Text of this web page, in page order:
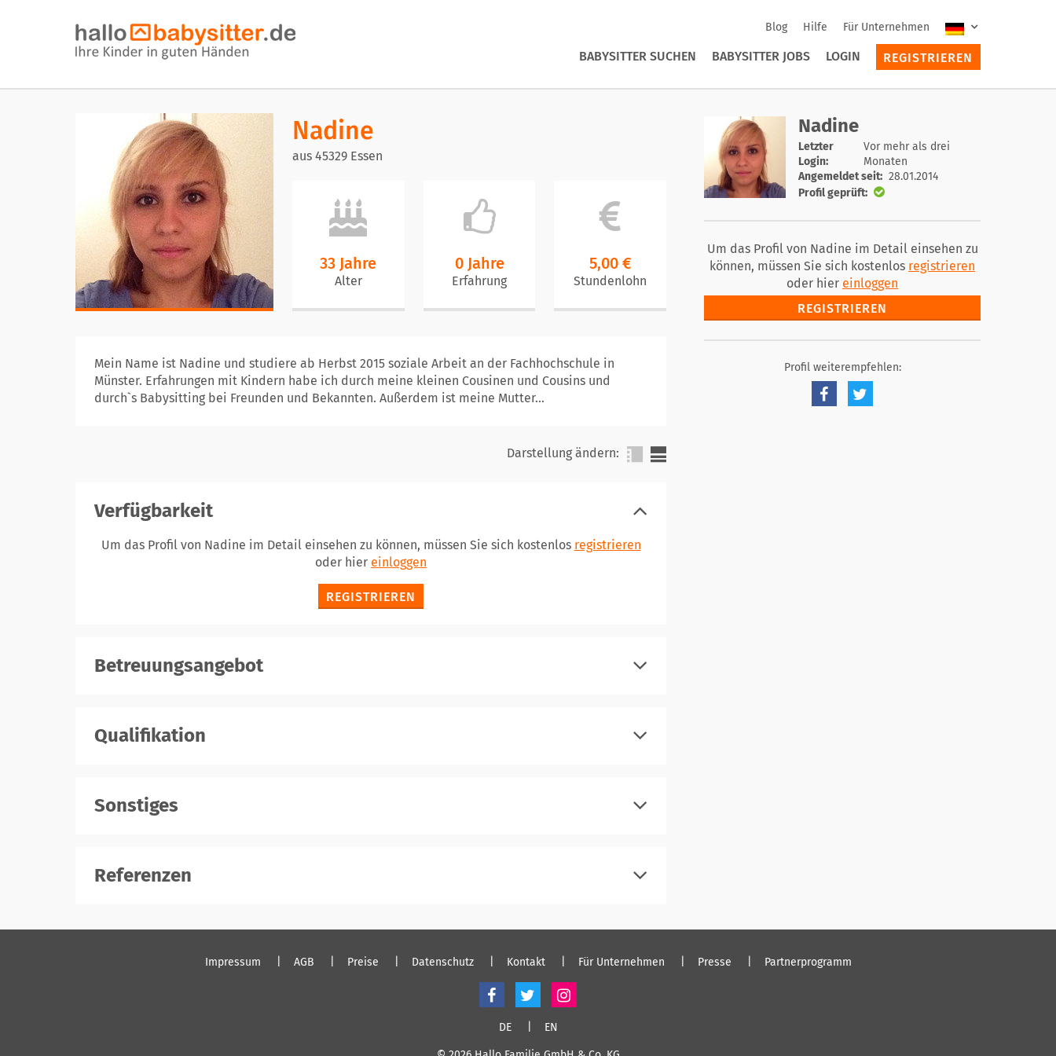
Blog Hilfe Für Unternehmen
BABYSITTER SUCHEN BABYSITTER JOBS LOGIN REGISTRIEREN
Nadine
aus 45329 Essen
33 Jahre
Alter
0 Jahre
Erfahrung
5,00 €
Stundenlohn
Mein Name ist Nadine und studiere ab Herbst 2015 soziale Arbeit an der Fachhochschule in
Münster. Erfahrungen mit Kindern habe ich durch meine kleinen Cousinen und Cousins und
durch`s Babysitting bei Freunden und Bekannten. Außerdem ist meine Mutter...
Darstellung ändern:
Verfügbarkeit
Um das Profil von Nadine im Detail einsehen zu können, müssen Sie sich kostenlos registrieren
oder hier einloggen
REGISTRIEREN
Betreuungsangebot
Qualifikation
Sonstiges
Referenzen
einloggen
Nadine
Letzter
Login:
Vor mehr als drei
Monaten
Angemeldet seit: 28.01.2014
Profil geprüft:
Um das Profil von Nadine im Detail einsehen zu
können, müssen Sie sich kostenlos registrieren
oder hier einloggen
REGISTRIEREN
Profil weiterempfehlen:
Impressum AGB Preise Datenschutz Kontakt Für Unternehmen Presse Partnerprogramm
DE EN